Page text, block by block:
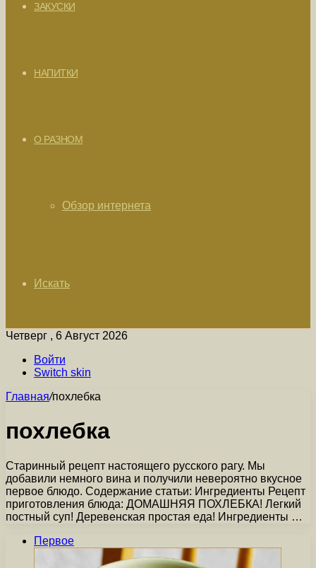
ЗАКУСКИ
НАПИТКИ
О РАЗНОМ
Обзор интернета
Искать
Четверг , 6 Август 2026
Войти
Switch skin
Главная/похлебка
похлебка
Старинный рецепт настоящего русского рагу. Мы
добавили немного вина и получили невероятно вкусное
первое блюдо. Содержание статьи: Ингредиенты Рецепт
приготовления блюда: ДОМАШНЯЯ ПОХЛЕБКА! Легкий
постный суп! Деревенская простая еда! Ингредиенты …
Первое